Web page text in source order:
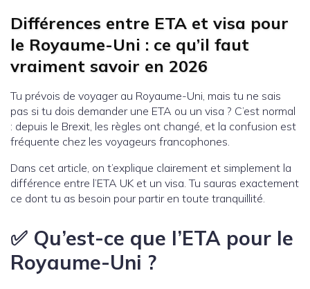
Différences entre ETA et visa pour
le Royaume-Uni : ce qu’il faut
vraiment savoir en 2026
Tu prévois de voyager au Royaume-Uni, mais tu ne sais
pas si tu dois demander une ETA ou un visa ? C’est normal
: depuis le Brexit, les règles ont changé, et la confusion est
fréquente chez les voyageurs francophones.
Dans cet article, on t’explique clairement et simplement la
différence entre l’ETA UK et un visa. Tu sauras exactement
ce dont tu as besoin pour partir en toute tranquillité.
✅ Qu’est-ce que l’ETA pour le
Royaume-Uni ?